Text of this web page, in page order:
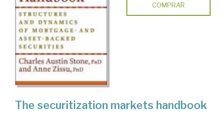
COMPRAR
The securitization markets handbook